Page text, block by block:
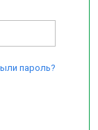
пароль?